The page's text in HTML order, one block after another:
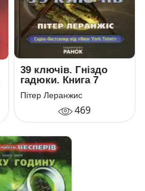
39 ключів. Гніздо
гадюки. Книга 7
Пітер Леранжис
469